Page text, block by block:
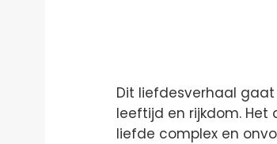
Dit liefdesverhaal
leeftijd en rijkdom. Het
liefde complex en